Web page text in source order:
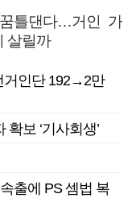
꿈틀댄다…거인 가
살릴까
거인단 192→2만
보 ‘기사회생’
출에 PS 셈법 복